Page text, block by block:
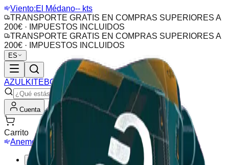
Viento:El Médano-- kts
TRANSPORTE GRATIS EN COMPRAS SUPERIORES A
200€ · IMPUESTOS INCLUIDOS
TRANSPORTE GRATIS EN COMPRAS SUPERIORES A
200€ · IMPUESTOS INCLUIDOS
ES
AZULKITEBOARDING
Cuenta
Carrito
Anemómetro
Colecciones